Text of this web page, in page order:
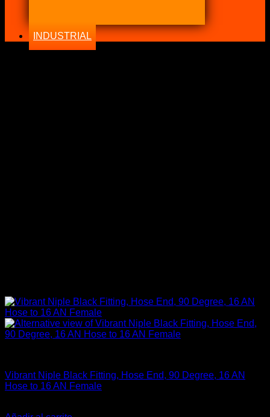
INDUSTRIAL
Vibrant Niple Black Fitting, Hose End, 90 Degree, 16 AN
Hose to 16 AN Female